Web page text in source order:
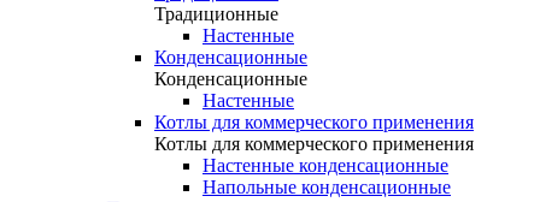
Традиционные
Настенные
Конденсационные
Конденсационные
Настенные
Котлы для коммерческого применения
Котлы для коммерческого применения
Настенные конденсационные
Напольные конденсационные